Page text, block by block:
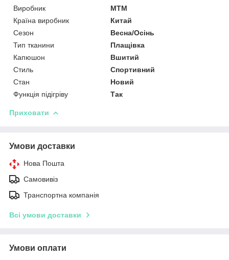
Виробник
MTM
Країна виробник
Китай
Сезон
Весна/Осінь
Тип тканини
Плащівка
Капюшон
Вшитий
Стиль
Спортивний
Стан
Новий
Функція підігріву
Так
Приховати
Умови доставки
Нова Пошта
Самовивіз
Транспортна компанія
Всі умови доставки
Умови оплати